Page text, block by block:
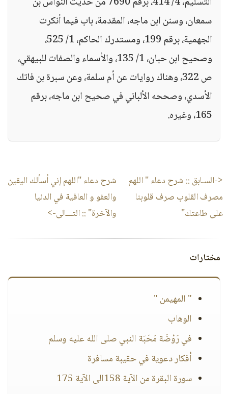
سمعان، وسنن ابن ماجه، المقدمة، باب فيما أنكرت
الجهمية، برقم 199، ومستدرك الحاكم، 1/ 525،
وصحيح ابن حبان، 1/ 135، والأسماء والصفات للبيهقي،
ص 322، وهناك روايات عن أم سلمة، وعن سبرة بن فاتك
الأسدي، وصححه الألباني في صحيح ابن ماجه، برقم
165، وغيره.
<-السـابق :: شرح دعاء " اللهم
مصرف القلوب صرف قلوبنا
على طاعتك"
شرح دعاء "اللهم إني أسألك اليقين
والعفو و العافية في الدنيا
والآخرة" :: التـــالى->
مختارات
" المهيمن "
الوهاب
في رَوْضَة مَحَبَة النبي صلى الله عليه وسلم
أفكار دعوية في حقيبة مسافرة
سورة البقرة من الآية 158الى الآية 175